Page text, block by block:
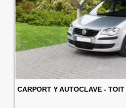
CARPORT Y AUTOCLAVE -